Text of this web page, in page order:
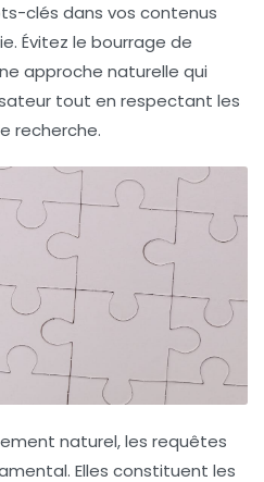
clés dans vos contenus
Évitez le bourrage de
approche naturelle qui
tout en respectant les
recherche.
naturel, les requêtes
Elles constituent les